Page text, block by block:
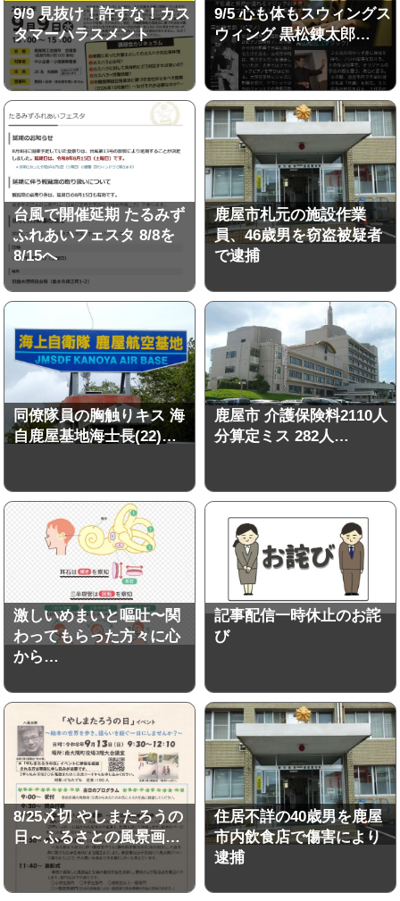
9/9 見抜け！許すな！カス
タマーハラスメント
9/5 心も体もスウィングス
ウィング 黒松錬太郎…
台風で開催延期 たるみず
ふれあいフェスタ 8/8を
8/15へ
鹿屋市札元の施設作業
員、46歳男を窃盗被疑者
で逮捕
同僚隊員の胸触りキス 海
自鹿屋基地海士長(22)…
鹿屋市 介護保険料2110人
分算定ミス 282人…
激しいめまいと嘔吐〜関
わってもらった方々に心
から…
記事配信一時休止のお詫
び
8/25〆切 やしまたろうの
日～ふるさとの風景画…
住居不詳の40歳男を鹿屋
市内飲食店で傷害により
逮捕